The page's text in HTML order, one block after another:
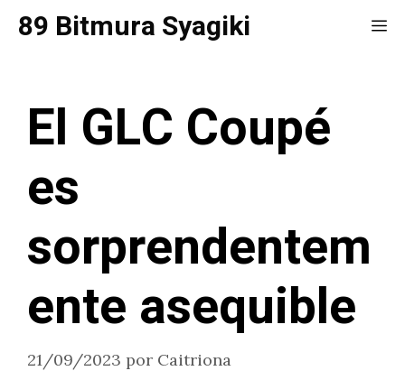
Saltar
89 Bitmura Syagiki
El GLC Coupé
es
sorprendentem
ente asequible
21/09/2023 por Caitriona